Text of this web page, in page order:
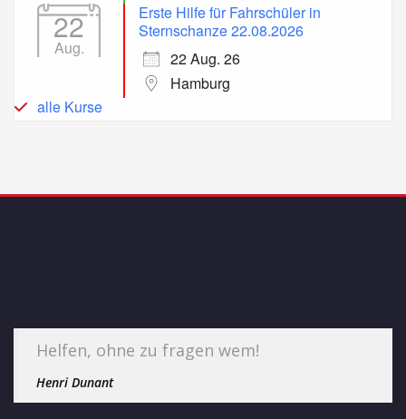
22
Aug.
Erste Hilfe für Fahrschüler in
Sternschanze 22.08.2026
22 Aug. 26
Hamburg
alle Kurse
Helfen, ohne zu fragen wem!
Henri Dunant